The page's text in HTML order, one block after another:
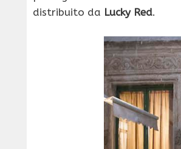
distribuito da Lucky Red.